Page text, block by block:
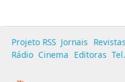
Projeto RSS Jornais Revistas
Rádio Cinema Editoras